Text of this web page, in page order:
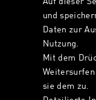
Auf dieser
und
Daten zur
Nutzung.
Mit dem
sie dem zu.